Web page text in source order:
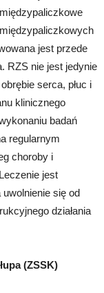
jest przede
RZS nie jest jedynie
serca, płuc i
klinicznego
badań
regularnym
choroby i
jest
się od
działania
(ZSSK)